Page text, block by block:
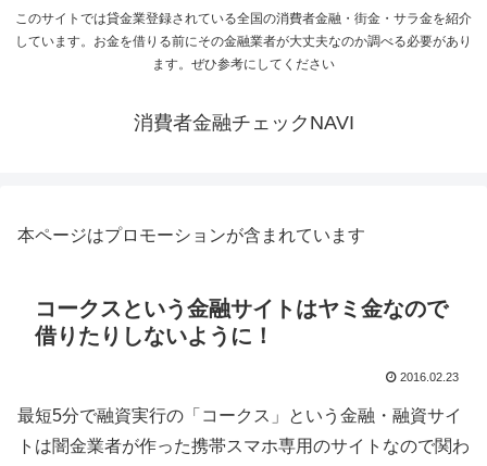
このサイトでは貸金業登録されている全国の消費者金融・街金・サラ金を紹介
しています。お金を借りる前にその金融業者が大丈夫なのか調べる必要があり
ます。ぜひ参考にしてください
消費者金融チェックNAVI
本ページはプロモーションが含まれています
コークスという金融サイトはヤミ金なので
借りたりしないように！
2016.02.23
最短5分で融資実行の「コークス」という金融・融資サイ
トは闇金業者が作った携帯スマホ専用のサイトなので関わ